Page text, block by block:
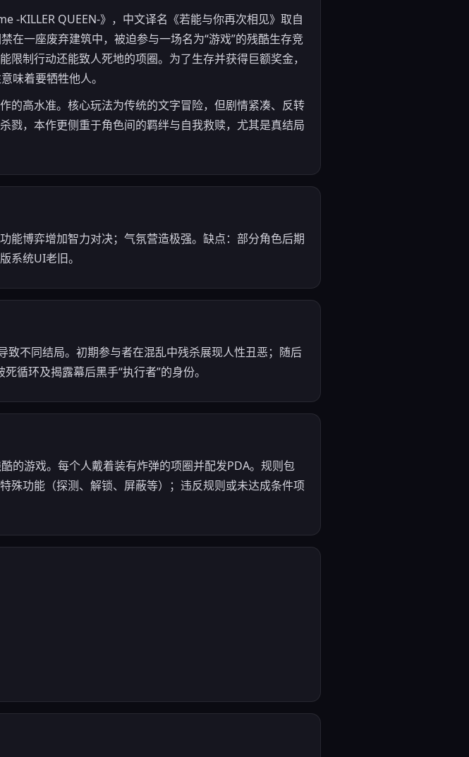
-KILLER QUEEN-》，中文译名《若能与你再次相见》取自
在一座废弃建筑中，被迫参与一场名为“游戏”的残酷生存竞
制行动还能致人死地的项圈。为了生存并获得巨额奖金，
味着要牺牲他人。
的高水准。核心玩法为传统的文字冒险，但剧情紧凑、反转
戮，本作更侧重于角色间的羁绊与自我救赎，尤其是真结局
能博弈增加智力对决；气氛营造极强。缺点：部分角色后期
系统UI老旧。
不同结局。初期参与者在混乱中残杀展现人性丑恶；随后
循环及揭露幕后黑手“执行者”的身份。
的游戏。每个人戴着装有炸弹的项圈并配发PDA。规则包
殊功能（探测、解锁、屏蔽等）；违反规则或未达成条件项